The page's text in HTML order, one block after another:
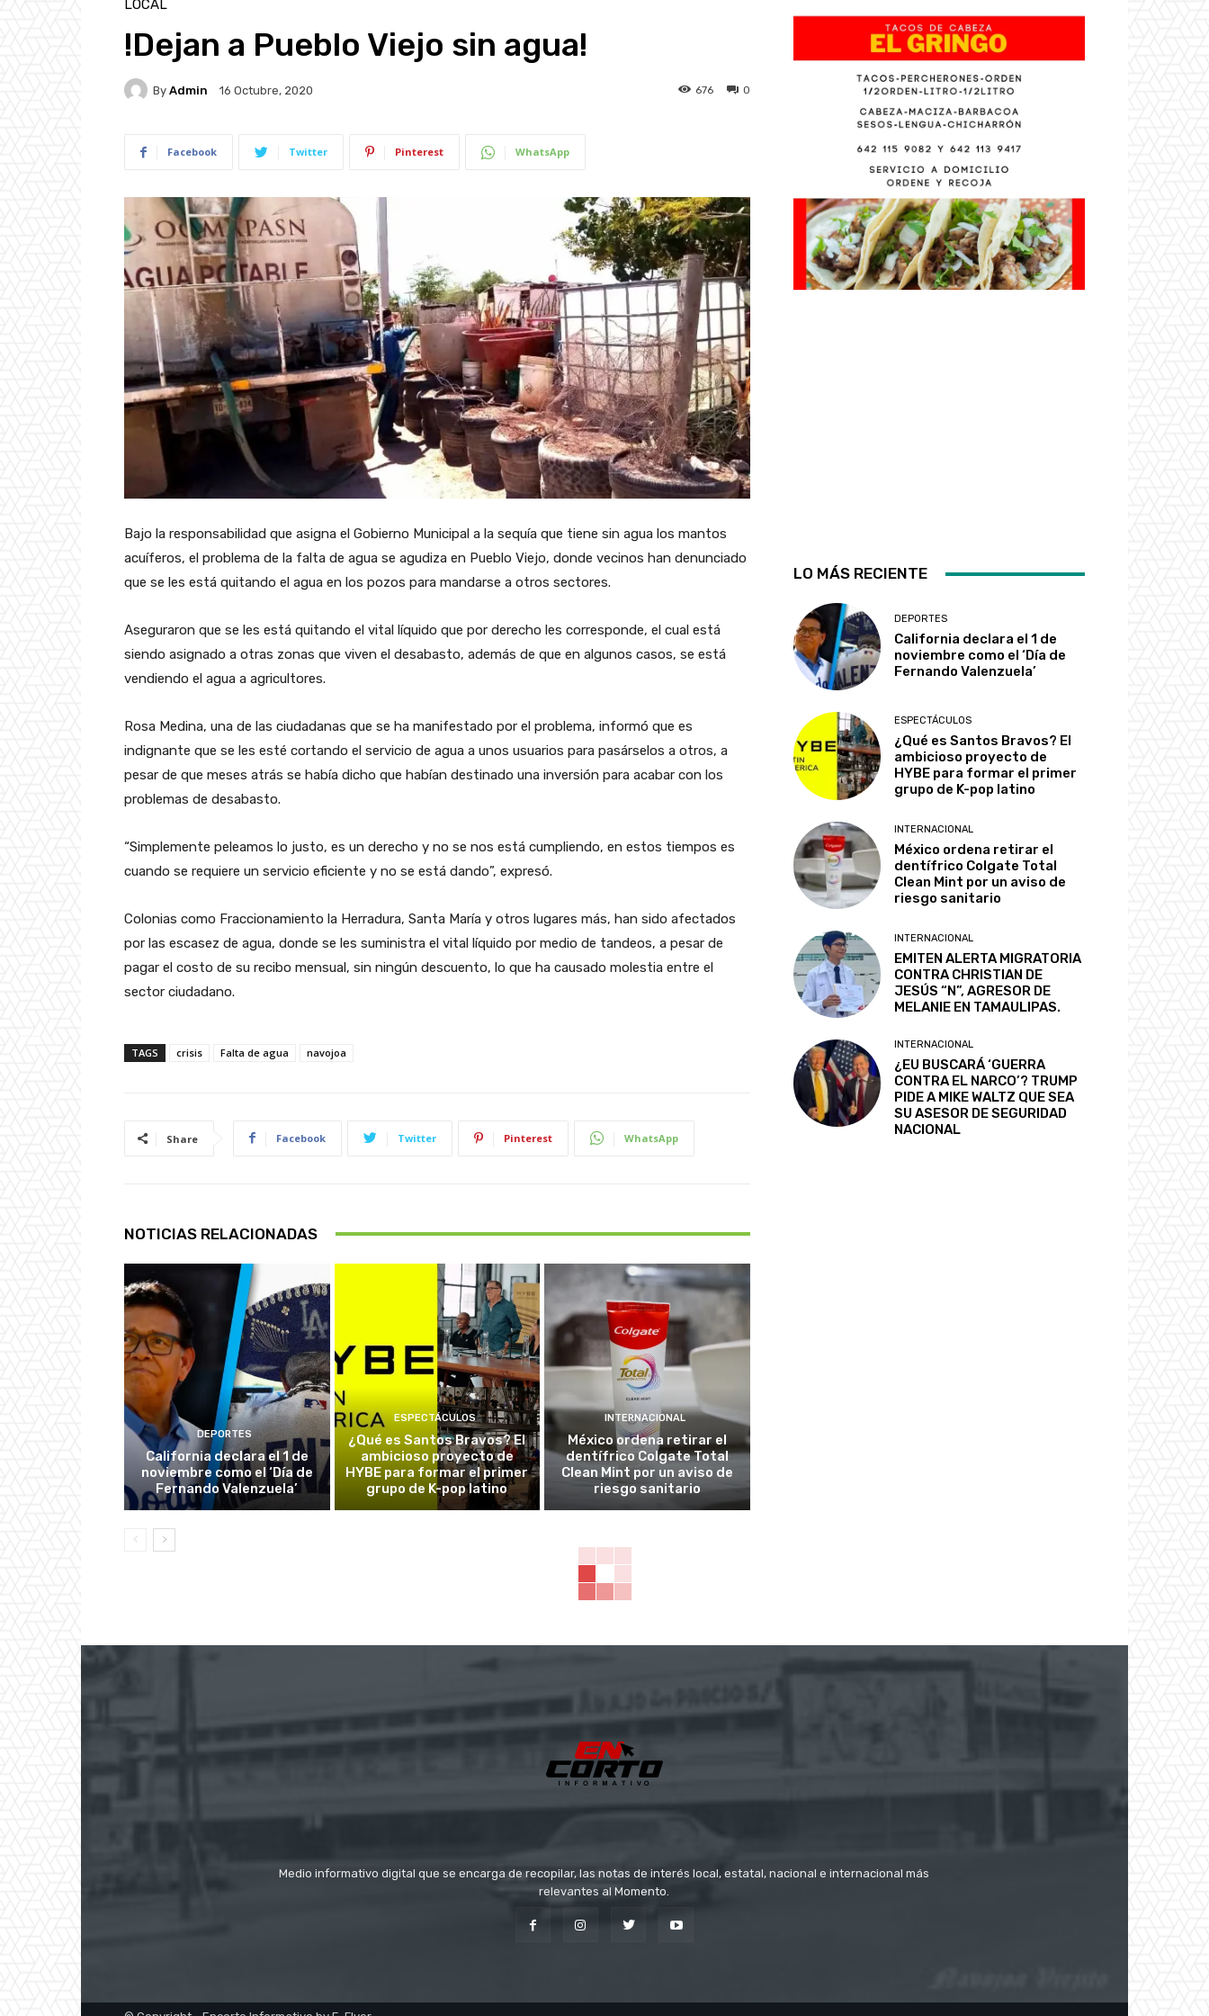
LOCAL
!Dejan a Pueblo Viejo sin agua!
By Admin 16 Octubre, 2020 0
676
Facebook Twitter Pinterest WhatsApp
Bajo la responsabilidad que asigna el Gobierno Municipal a la sequía que tiene sin agua los mantos
acuíferos, el problema de la falta de agua se agudiza en Pueblo Viejo, donde vecinos han denunciado
que se les está quitando el agua en los pozos para mandarse a otros sectores.
Aseguraron que se les está quitando el vital líquido que por derecho les corresponde, el cual está
siendo asignado a otras zonas que viven el desabasto, además de que en algunos casos, se está
vendiendo el agua a agricultores.
Rosa Medina, una de las ciudadanas que se ha manifestado por el problema, informó que es
indignante que se les esté cortando el servicio de agua a unos usuarios para pasárselos a otros, a
pesar de que meses atrás se había dicho que habían destinado una inversión para acabar con los
problemas de desabasto.
“Simplemente peleamos lo justo, es un derecho y no se nos está cumpliendo, en estos tiempos es
cuando se requiere un servicio eficiente y no se está dando”, expresó.
Colonias como Fraccionamiento la Herradura, Santa María y otros lugares más, han sido afectados
por las escasez de agua, donde se les suministra el vital líquido por medio de tandeos, a pesar de
pagar el costo de su recibo mensual, sin ningún descuento, lo que ha causado molestia entre el
sector ciudadano.
TAGS crisis Falta de agua navojoa
Share Facebook Twitter Pinterest WhatsApp
NOTICIAS RELACIONADAS
DEPORTES
California declara el 1 de
noviembre como el ‘Día de
Fernando Valenzuela’
ESPECTÁCULOS
¿Qué es Santos Bravos? El
ambicioso proyecto de
HYBE para formar el primer
grupo de K-pop latino
INTERNACIONAL
México ordena retirar el
dentífrico Colgate Total
Clean Mint por un aviso de
riesgo sanitario
LO MÁS RECIENTE
DEPORTES
California declara el 1 de
noviembre como el ‘Día de
Fernando Valenzuela’
ESPECTÁCULOS
¿Qué es Santos Bravos? El
ambicioso proyecto de
HYBE para formar el primer
grupo de K-pop latino
INTERNACIONAL
México ordena retirar el
dentífrico Colgate Total
Clean Mint por un aviso de
riesgo sanitario
INTERNACIONAL
EMITEN ALERTA MIGRATORIA
CONTRA CHRISTIAN DE
JESÚS “N”, AGRESOR DE
MELANIE EN TAMAULIPAS.
INTERNACIONAL
¿EU BUSCARÁ ‘GUERRA
CONTRA EL NARCO’? TRUMP
PIDE A MIKE WALTZ QUE SEA
SU ASESOR DE SEGURIDAD
NACIONAL
Medio informativo digital que se encarga de recopilar, las notas de interés local, estatal, nacional e internacional más
relevantes al Momento.